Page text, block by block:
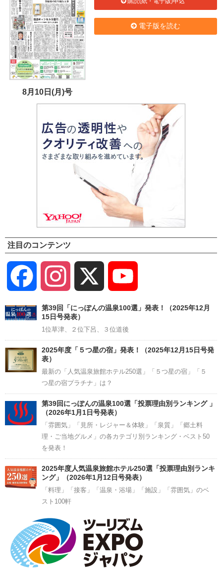
8月10日(月)号
電子版を読む
注目のコンテンツ
Facebook Instagram
Channel
第39回「にっぽんの温泉100選」発表！（2025年12月
15日号発表）
1位草津、２位下呂、３位道後
2025年度「５つ星の宿」発表！（2025年12月15日号発
表）
最新の「人気温泉旅館ホテル250選」「５つ星の宿」「５
つ星の宿プラチナ」は？
第39回にっぽんの温泉100選「投票理由別ランキング 」
（2026年1月1日号発表）
「雰囲気」「見所・レジャー＆体験」「泉質」「郷土料
理・ご当地グルメ」の各カテゴリ別ランキング・ベスト50
を発表！
2025年度人気温泉旅館ホテル250選「投票理由別ランキ
ング」（2026年1月12日号発表）
「料理」「接客」「温泉・浴場」「施設」「雰囲気」のベ
スト100軒